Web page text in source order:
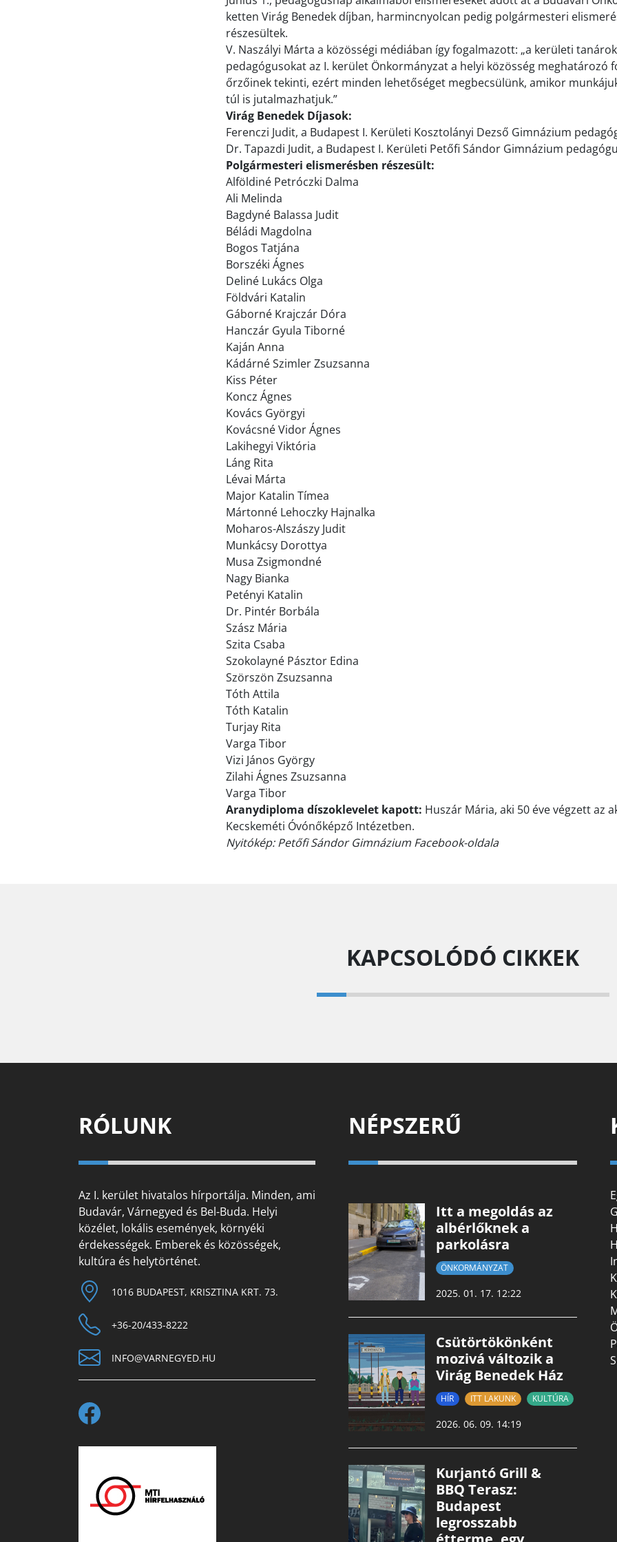
ketten Virág Benedek díjban, harmincnyolcan pedig polgármesteri
részesültek.
V. Naszályi Márta a közösségi médiában így fogalmazott: „a kerületi
pedagógusokat az I. kerület Önkormányzat a helyi közösség meghatározó
őrzőinek tekinti, ezért minden lehetőséget megbecsülünk, amikor
túl is jutalmazhatjuk.”
Virág Benedek Díjasok:
Ferenczi Judit, a Budapest I. Kerületi Kosztolányi Dezső Gimnázium
Dr. Tapazdi Judit, a Budapest I. Kerületi Petőfi Sándor Gimnázium
Polgármesteri elismerésben részesült:
Alföldiné Petróczki Dalma
Ali Melinda
Bagdyné Balassa Judit
Béládi Magdolna
Bogos Tatjána
Borszéki Ágnes
Deliné Lukács Olga
Földvári Katalin
Gáborné Krajczár Dóra
Hanczár Gyula Tiborné
Kaján Anna
Kádárné Szimler Zsuzsanna
Kiss Péter
Koncz Ágnes
Kovács Györgyi
Kovácsné Vidor Ágnes
Lakihegyi Viktória
Láng Rita
Lévai Márta
Major Katalin Tímea
Mártonné Lehoczky Hajnalka
Moharos-Alszászy Judit
Munkácsy Dorottya
Musa Zsigmondné
Nagy Bianka
Petényi Katalin
Dr. Pintér Borbála
Szász Mária
Szita Csaba
Szokolayné Pásztor Edina
Szörszön Zsuzsanna
Tóth Attila
Tóth Katalin
Turjay Rita
Varga Tibor
Vizi János György
Zilahi Ágnes Zsuzsanna
Varga Tibor
Aranydiploma díszoklevelet kapott: Huszár Mária, aki 50 éve végzett az
Kecskeméti Óvónőképző Intézetben.
Nyitókép: Petőfi Sándor Gimnázium Facebook-oldala
KAPCSOLÓDÓ CIKKEK
RÓLUNK
Az I. kerület hivatalos hírportálja. Minden, ami
Budavár, Várnegyed és Bel-Buda. Helyi
közélet, lokális események, környéki
érdekességek. Emberek és közösségek,
kultúra és helytörténet.
1016 BUDAPEST, KRISZTINA KRT. 73.
+36-20/433-8222
INFO@VARNEGYED.HU
NÉPSZERŰ
Itt a megoldás az
albérlőknek a
parkolásra
ÖNKORMÁNYZAT
2025. 01. 17. 12:22
Csütörtökönként
mozivá változik a
Virág Benedek Ház
HÍR ITT LAKUNK KULTÚRA
2026. 06. 09. 14:19
Kurjantó Grill &
BBQ Terasz:
Budapest
legrosszabb